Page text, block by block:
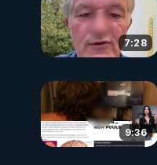
7:28
9:36